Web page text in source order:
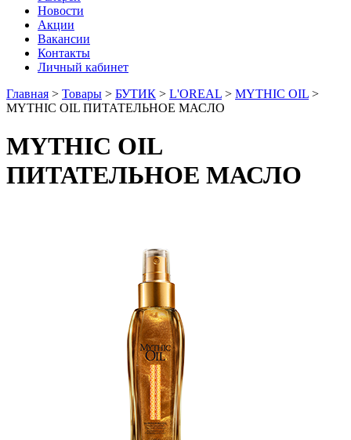
Новости
Акции
Вакансии
Контакты
Личный кабинет
Главная > Товары > БУТИК > L'OREAL > MYTHIC OIL >
MYTHIC OIL ПИТАТЕЛЬНОЕ МАСЛО
MYTHIC OIL
ПИТАТЕЛЬНОЕ МАСЛО